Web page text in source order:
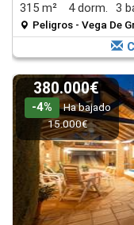
315 m² 4 dorm. 3
Peligros - Vega De
380.000€
-4%
Ha bajado
15.000€